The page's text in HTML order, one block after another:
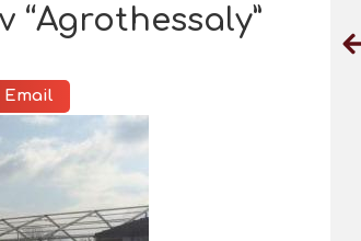
“Agrothessaly”
Email